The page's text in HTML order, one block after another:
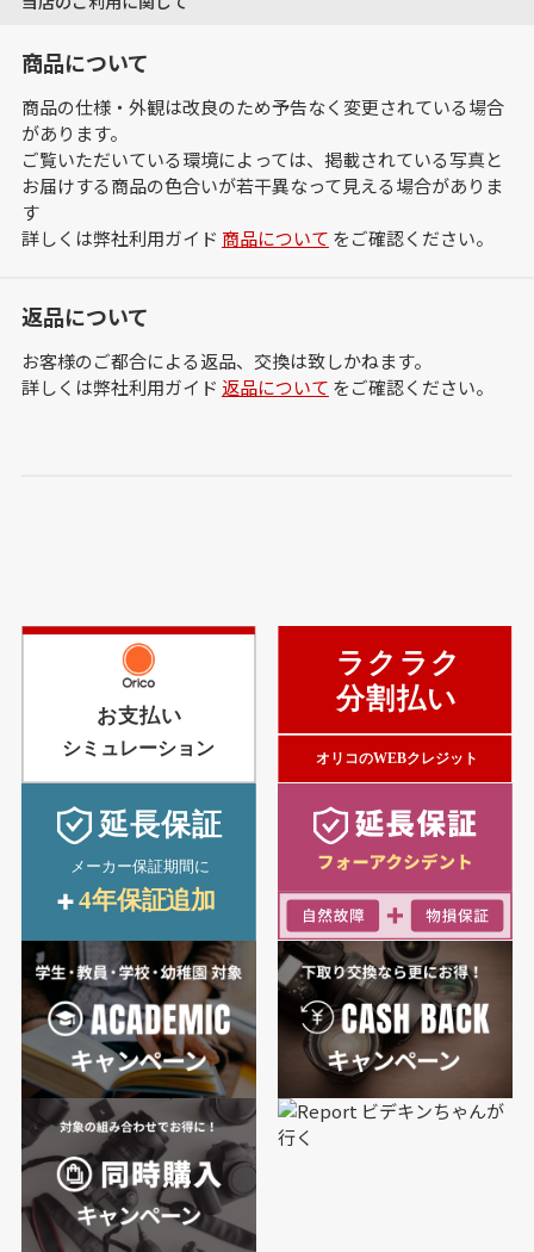
商品について
商品の仕様・外観は改良のため予告なく変更されている場合
があります。
ご覧いただいている環境によっては、掲載されている写真と
お届けする商品の色合いが若干異なって見える場合がありま
す
詳しくは弊社利用ガイド 商品について をご確認ください。
返品について
お客様のご都合による返品、交換は致しかねます。
詳しくは弊社利用ガイド 返品について をご確認ください。